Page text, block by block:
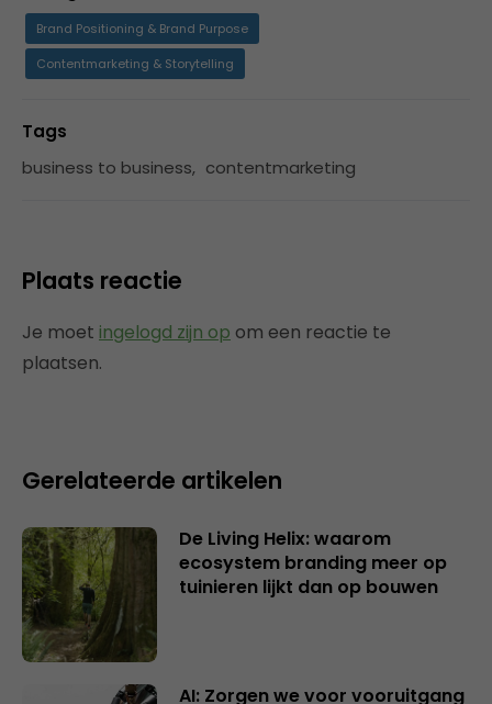
Brand Positioning & Brand Purpose
Contentmarketing & Storytelling
Tags
business to business, contentmarketing
Plaats reactie
Je moet ingelogd zijn op om een reactie te
plaatsen.
Gerelateerde artikelen
De Living Helix: waarom
ecosystem branding meer op
tuinieren lijkt dan op bouwen
AI: Zorgen we voor vooruitgang